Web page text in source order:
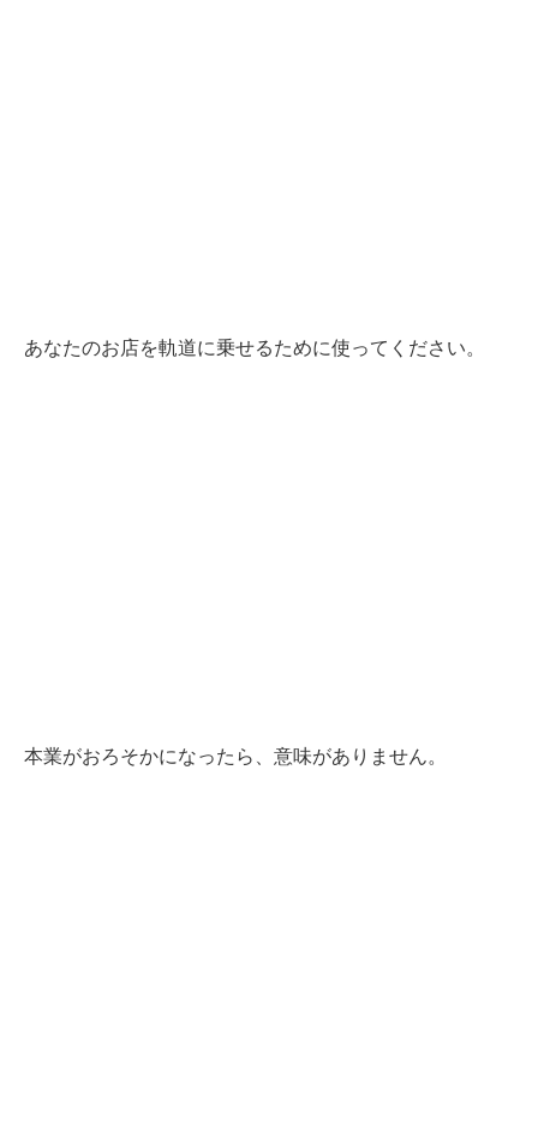
あなたのお店を軌道に乗せるために使ってください。
本業がおろそかになったら、意味がありません。